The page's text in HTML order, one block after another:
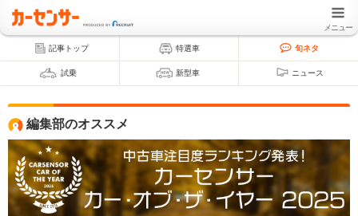
メニュー
記事トップ 特選車 旬ネタ
試乗 新型車 ニュース
編集部のオススメ